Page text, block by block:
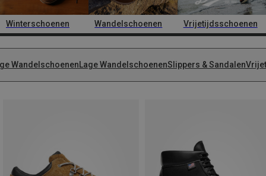
Winterschoenen Wandelschoenen Vrijetijdsschoenen
WandelschoenenLage WandelschoenenSlippers & Sandalen